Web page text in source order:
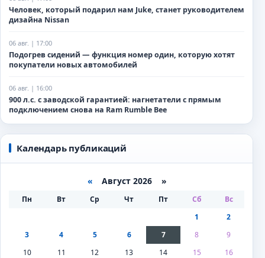
Человек, который подарил нам Juke, станет руководителем
дизайна Nissan
06 авг. | 17:00
Подогрев сидений — функция номер один, которую хотят
покупатели новых автомобилей
06 авг. | 16:00
900 л.с. с заводской гарантией: нагнетатели с прямым
подключением снова на Ram Rumble Bee
Календарь публикаций
«Август 2026 »
Пн Вт Ср Чт Пт Сб
Вс
1
2
3
4 5 6 7 8
9
10
11 12 13 14 15
16